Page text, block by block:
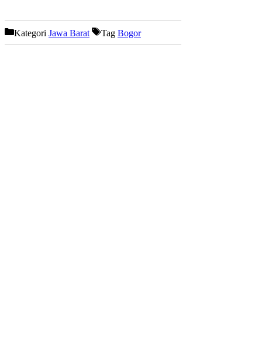
Kategori Jawa Barat Tag Bogor